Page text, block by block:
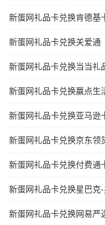
新蛋网礼品卡兑换肯德基
新蛋网礼品卡兑换关爱通
新蛋网礼品卡兑换当当礼
新蛋网礼品卡兑换赢点生
新蛋网礼品卡兑换亚马逊
新蛋网礼品卡兑换京东领
新蛋网礼品卡兑换付费通
新蛋网礼品卡兑换星巴克
新蛋网礼品卡兑换网易严